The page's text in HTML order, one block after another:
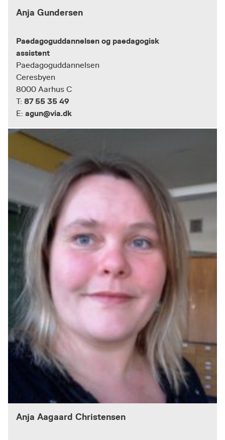
Anja Gundersen
Paedagoguddannelsen og paedagogisk
assistent
Paedagoguddannelsen
Ceresbyen
8000 Aarhus C
T: 87 55 35 49
E: agun@via.dk
Anja Aagaard Christensen